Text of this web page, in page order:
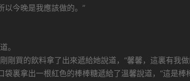
以今晚是我應該做的。”
。
剛買的飲料拿了出來遞給她說道，“馨馨，這裏有我
裏拿出一根紅色的棒棒糖遞給了溫馨說道，“這是棒